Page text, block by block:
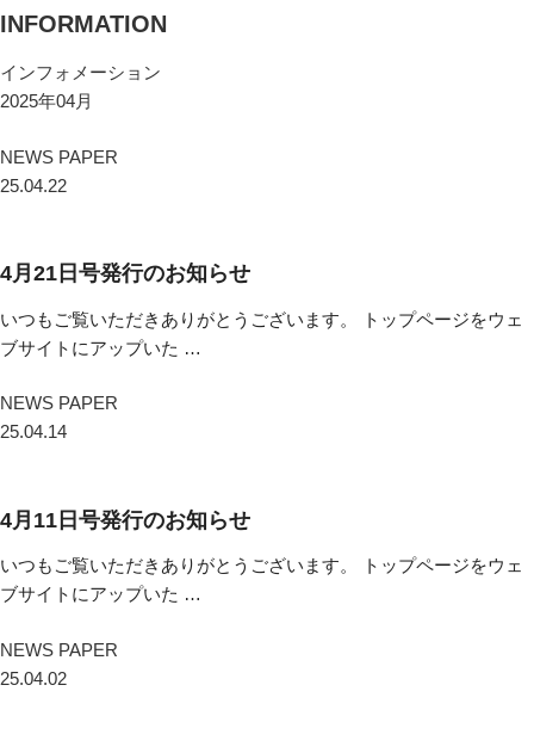
INFORMATION
インフォメーション
2025年04月
NEWS PAPER
25.04.22
4月21日号発行のお知らせ
いつもご覧いただきありがとうございます。 トップページをウェ
ブサイトにアップいた …
NEWS PAPER
25.04.14
4月11日号発行のお知らせ
いつもご覧いただきありがとうございます。 トップページをウェ
ブサイトにアップいた …
NEWS PAPER
25.04.02